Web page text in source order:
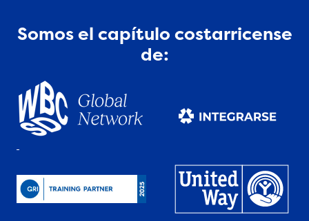
Somos el capítulo costarricense
de: